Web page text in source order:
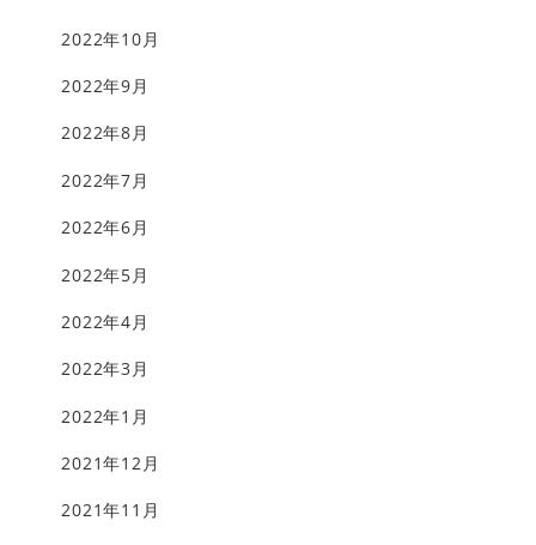
2022年10月
2022年9月
2022年8月
2022年7月
2022年6月
2022年5月
2022年4月
2022年3月
2022年1月
2021年12月
2021年11月